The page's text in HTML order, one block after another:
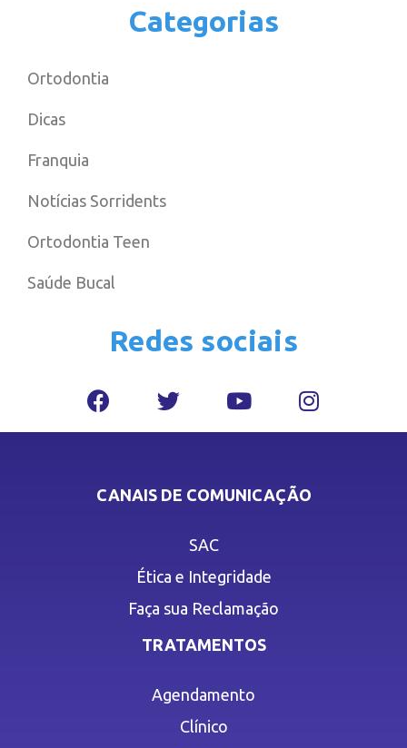
Categorias
Ortodontia
Dicas
Franquia
Notícias Sorridents
Ortodontia Teen
Saúde Bucal
Redes sociais
CANAIS DE COMUNICAÇÃO
SAC
Ética e Integridade
Faça sua Reclamação
TRATAMENTOS
Agendamento
Clínico